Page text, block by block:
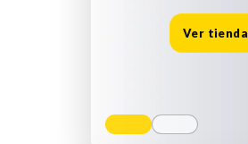
Ver tienda
rápida y